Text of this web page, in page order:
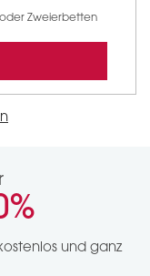
Zweierbetten
und ganz